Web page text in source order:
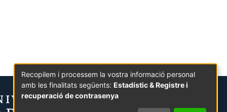
Recopilem i processem la vostra informació personal
amb les finalitats següents: Estadístic & Registre i
recuperació de contrasenya